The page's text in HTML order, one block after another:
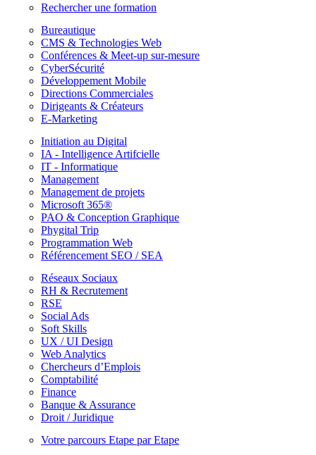
Rechercher une formation
Bureautique
CMS & Technologies Web
Conférences & Meet-up sur-mesure
CyberSécurité
Développement Mobile
Directions Commerciales
Dirigeants & Créateurs
E-Marketing
Initiation au Digital
IA - Intelligence Artifcielle
IT - Informatique
Management
Management de projets
Microsoft 365®
PAO & Conception Graphique
Phygital Trip
Programmation Web
Référencement SEO / SEA
Réseaux Sociaux
RH & Recrutement
RSE
Social Ads
Soft Skills
UX / UI Design
Web Analytics
Chercheurs d’Emplois
Comptabilité
Finance
Banque & Assurance
Droit / Juridique
Votre parcours Etape par Etape